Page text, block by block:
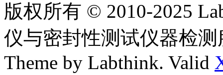
版权所有 © 2010-2025
仪与密封性测试仪器检
Theme by Labthink. Valid